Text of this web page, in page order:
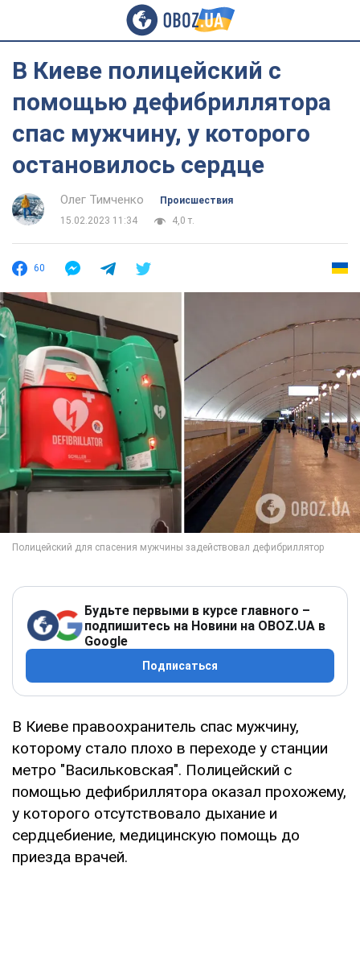
В Киеве полицейский с
помощью дефибриллятора
спас мужчину, у которого
остановилось сердце
Олег Тимченко
Происшествия
15.02.2023 11:34
4,0 т.
60
Будьте первыми в курсе главного –
подпишитесь на Новини на OBOZ.UA в
Google
Подписаться
В Киеве правоохранитель спас мужчину,
которому стало плохо в переходе у станции
метро "Васильковская". Полицейский с
помощью дефибриллятора оказал прохожему,
у которого отсутствовало дыхание и
сердцебиение, медицинскую помощь до
приезда врачей.